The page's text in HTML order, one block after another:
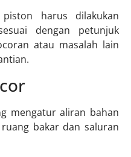
harus dilakukan
dengan petunjuk
atau masalah lain
mengatur aliran bahan
bakar dan saluran